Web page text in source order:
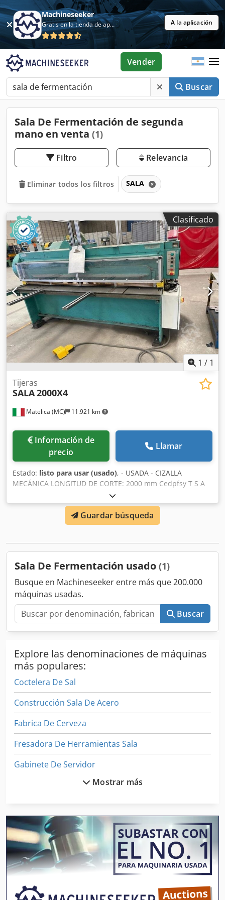
Machineseeker
Gratis en la tienda de aplicaciones A la aplicación
Buscar
Vender
Sala De Fermentación de segunda
mano en venta (1)
Filtro Relevancia
Eliminar todos los filtros SALA
Clasificado
1 / 1
Matelica (MC) 11.921 km
Tijeras
SALA2000X4
Información de
precio
Llamar
Estado: listo para usar (usado), - USADA - CIZALLA
MECÁNICA LONGITUD DE CORTE: 2000 mm Cedpfsy T S A
Rjx Ab Ujrf ESPESOR MÁXIMO DE CORTE: 4 mm
Guardar búsqueda
Sala De Fermentación usado (1)
Busque en Machineseeker entre más que 200.000
máquinas usadas.
Buscar
Explore las denominaciones de máquinas
más populares:
Coctelera De Sal
Construcción Sala De Acero
Fabrica De Cerveza
Fresadora De Herramientas Sala
Gabinete De Servidor
Humidificador De Sala
Sala Arco
Sala De
Sala De Acero
Sala De Calefacción
Mostrar más